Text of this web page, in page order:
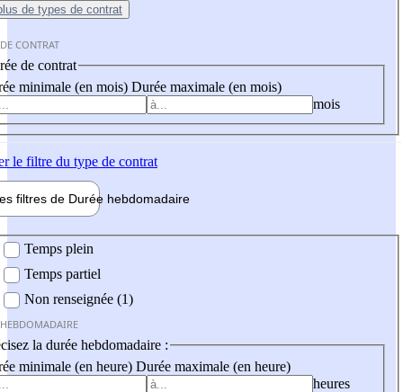
de types de contrat
CONTRAT
de contrat
minimale (en mois) Durée maximale (en mois)
mois
le filtre du type de contrat
filtres de Durée hebdomadaire
Temps plein
Temps partiel
Non renseignée (1)
la durée hebdomadaire :
minimale (en heure) Durée maximale (en heure)
heures